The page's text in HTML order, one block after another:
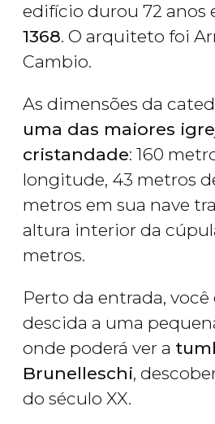
edifício durou 72 anos
1368. O arquiteto foi
Cambio.
As dimensões da
uma das maiores
cristandade: 160
longitude, 43 metros
metros em sua nave
altura interior da
metros.
Perto da entrada, você
descida a uma
onde poderá ver a
Brunelleschi,
do século XX.